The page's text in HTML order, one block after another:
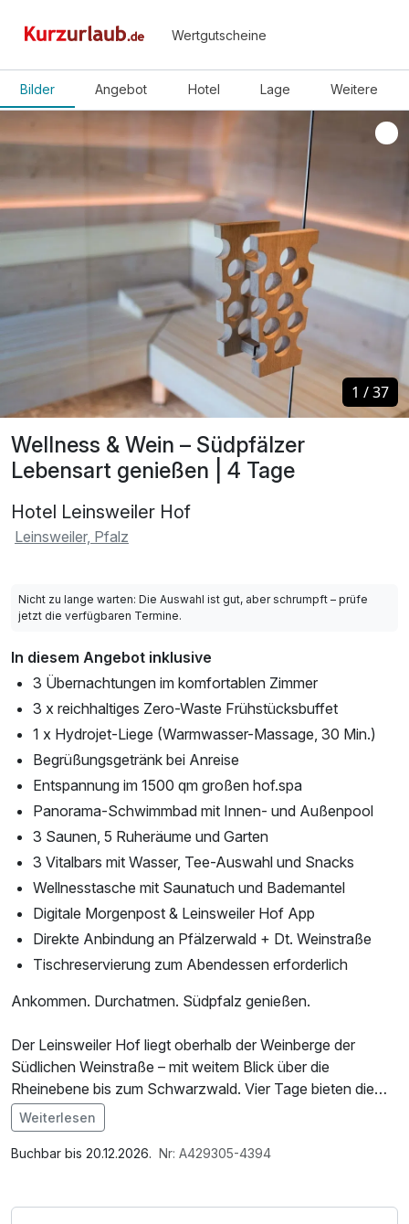
Wertgutscheine
Bilder Angebot Hotel Lage Weitere
Wellness & Wein – Südpfälzer
Lebensart genießen | 4 Tage
Hotel Leinsweiler Hof
Leinsweiler, Pfalz
1 /37
1 /37
Nicht zu lange warten: Die Auswahl ist gut, aber schrumpft – prüfe
jetzt die verfügbaren Termine.
In diesem Angebot inklusive
3 Übernachtungen im komfortablen Zimmer
3 x reichhaltiges Zero-Waste Frühstücksbuffet
1 x Hydrojet-Liege (Warmwasser-Massage, 30 Min.)
Begrüßungsgetränk bei Anreise
Entspannung im 1500 qm großen hof.spa
Panorama-Schwimmbad mit Innen- und Außenpool
3 Saunen, 5 Ruheräume und Garten
3 Vitalbars mit Wasser, Tee-Auswahl und Snacks
Wellnesstasche mit Saunatuch und Bademantel
Digitale Morgenpost & Leinsweiler Hof App
Direkte Anbindung an Pfälzerwald + Dt. Weinstraße
Tischreservierung zum Abendessen erforderlich
Ankommen. Durchatmen. Südpfalz genießen.
Der Leinsweiler Hof liegt oberhalb der Weinberge der
Südlichen Weinstraße – mit weitem Blick über die
Rheinebene bis zum Schwarzwald. Vier Tage bieten die
perfekte Gelegenheit, den Alltag hinter sich zu lassen und
die besondere Atmosphäre der Südpfalz in Ruhe zu
erleben.
Im Angebot enthalten
1 Flasche Mineralwasser, Saunabenutzung, Parkplatz,
Weiterlesen
Buchbar bis 20.12.2026. Nr: A429305-4394